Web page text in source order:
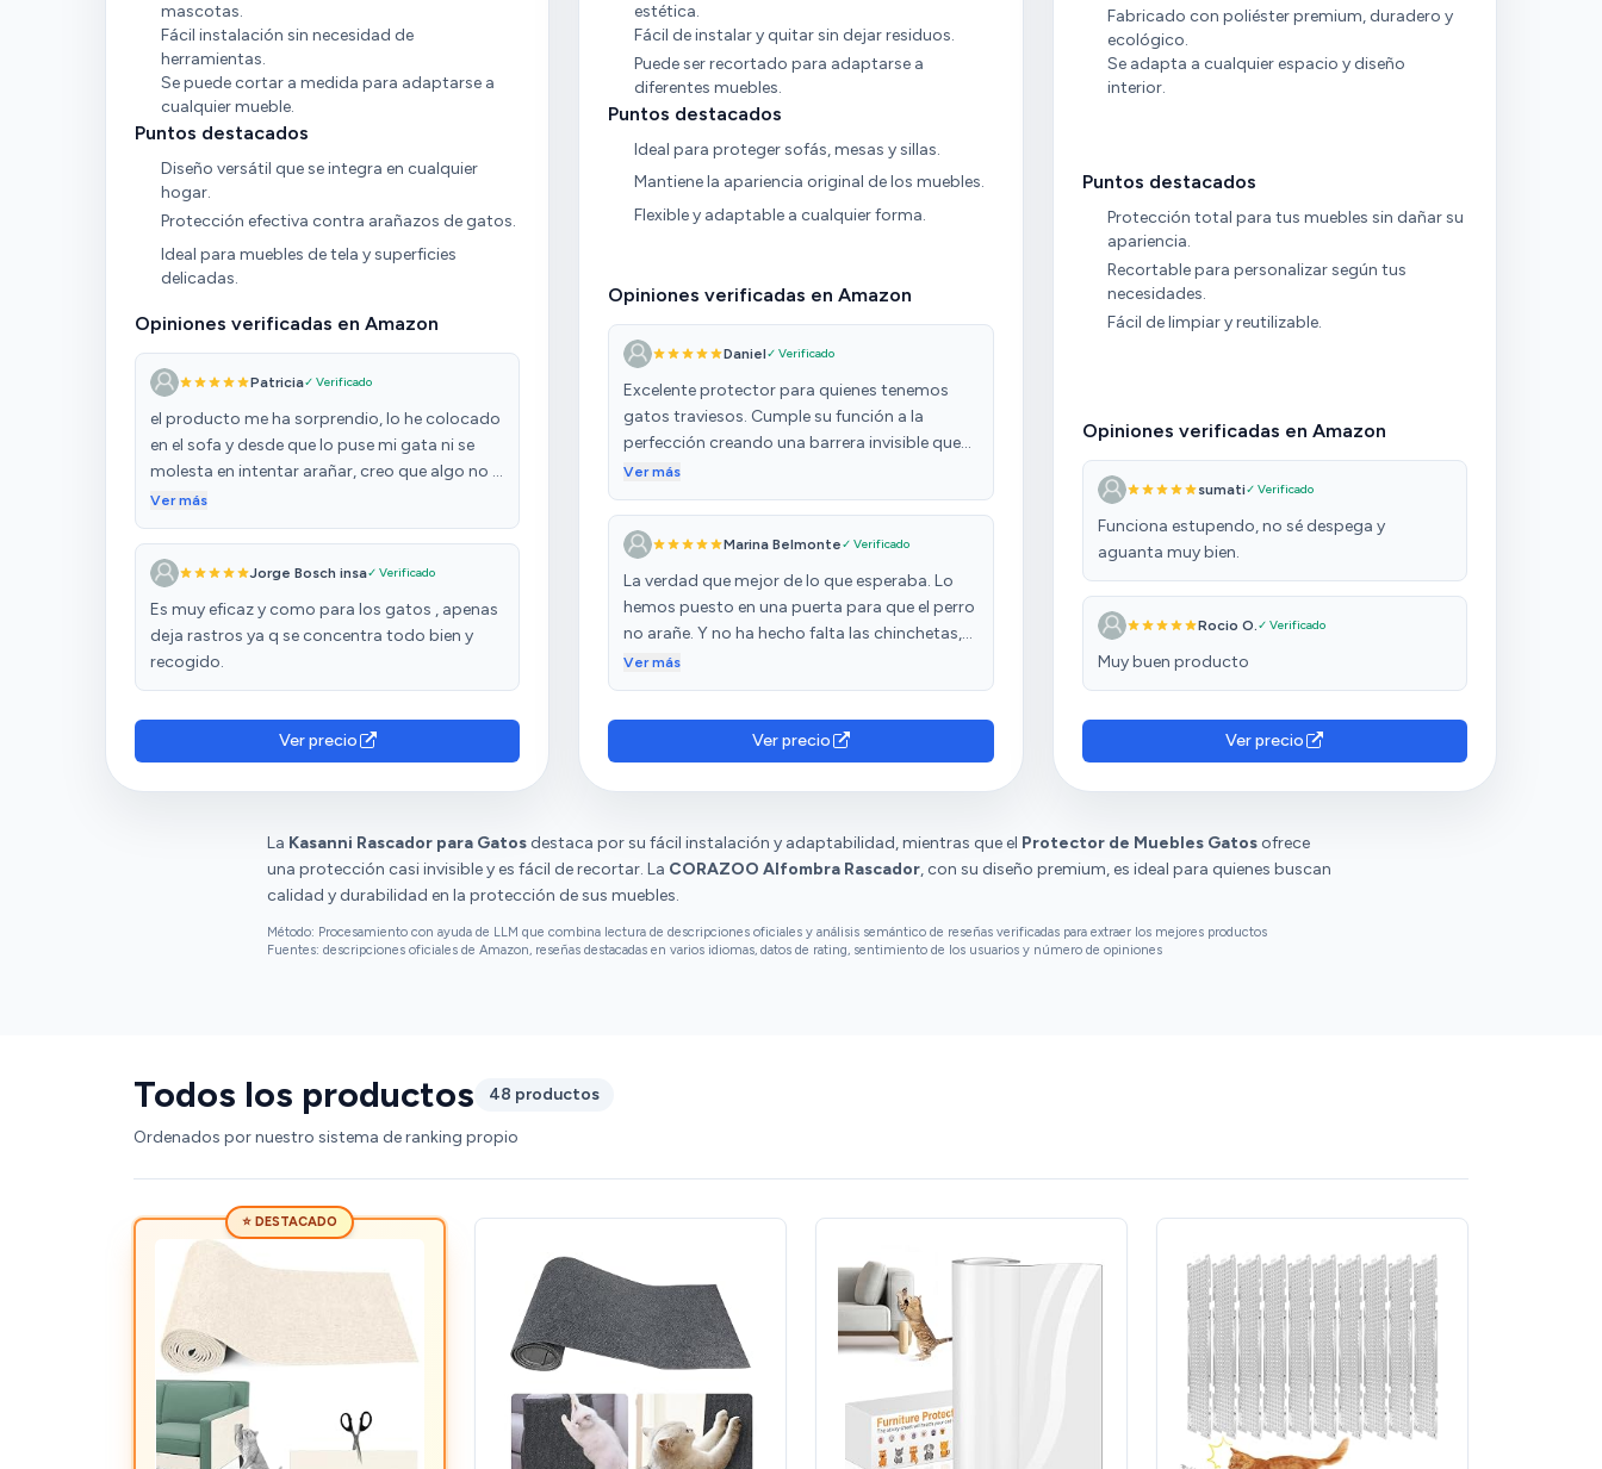
mascotas.
Fácil instalación sin necesidad de
herramientas.
Se puede cortar a medida para adaptarse a
cualquier mueble.
Puntos destacados
Diseño versátil que se integra en cualquier
hogar.
Protección efectiva contra arañazos de gatos.
Ideal para muebles de tela y superficies
delicadas.
Opiniones verificadas en Amazon
Patricia✓ Verificado
el producto me ha sorprendio, lo he colocado
en el sofa y desde que lo puse mi gata ni se
molesta en intentar arañar, creo que algo no le
gusta, lo cual para mi perfecto. Además pega
despagado nada y ya lleva un par de meses.
Ver más
Jorge Bosch insa✓ Verificado
Es muy eficaz y como para los gatos , apenas
deja rastros ya q se concentra todo bien y
recogido.
Ver precio
estética.
Fácil de instalar y quitar sin dejar residuos.
Puede ser recortado para adaptarse a
diferentes muebles.
Puntos destacados
Ideal para proteger sofás, mesas y sillas.
Mantiene la apariencia original de los muebles.
Flexible y adaptable a cualquier forma.
Opiniones verificadas en Amazon
Daniel✓ Verificado
Excelente protector para quienes tenemos
gatos traviesos. Cumple su función a la
perfección creando una barrera invisible que
protege la tela del sofá sin estropear la
par de veces y al ver la textura desistió. El
adhesivo es bueno y no daña la tela al retirarlo.
Al venir en rollo, tienes libertad total para
recortarlo al tamaño exacto que necesites.
Ver más
Marina Belmonte✓ Verificado
La verdad que mejor de lo que esperaba. Lo
hemos puesto en una puerta para que el perro
no arañe. Y no ha hecho falta las chinchetas,
pega super bien.
Ver más
Ver precio
Fabricado con poliéster premium, duradero y
ecológico.
Se adapta a cualquier espacio y diseño
interior.
Puntos destacados
Protección total para tus muebles sin dañar su
apariencia.
Recortable para personalizar según tus
necesidades.
Fácil de limpiar y reutilizable.
Opiniones verificadas en Amazon
sumati✓ Verificado
Funciona estupendo, no sé despega y
aguanta muy bien.
Rocio O. ✓ Verificado
Muy buen producto
Ver precio
La Kasanni Rascador para Gatos destaca por su fácil instalación y adaptabilidad, mientras que el Protector de Muebles Gatos ofrece
una protección casi invisible y es fácil de recortar. La CORAZOO Alfombra Rascador, con su diseño premium, es ideal para quienes buscan
calidad y durabilidad en la protección de sus muebles.
Método: Procesamiento con ayuda de LLM que combina lectura de descripciones oficiales y análisis semántico de reseñas verificadas para extraer los mejores productos
Fuentes: descripciones oficiales de Amazon, reseñas destacadas en varios idiomas, datos de rating, sentimiento de los usuarios y número de opiniones
Todos los productos 48 productos
Ordenados por nuestro sistema de ranking propio
⭐ DESTACADO